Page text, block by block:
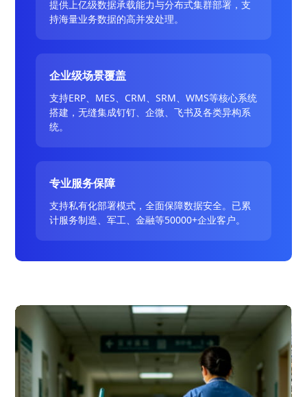
提供上亿级数据承载能力与分布式集群部署，支
持海量业务数据的高并发处理。
企业级场景覆盖
支持ERP、MES、CRM、SRM、WMS等核心系统
搭建，无缝集成钉钉、企微、飞书及各类异构系
统。
专业服务保障
支持私有化部署模式，全面保障数据安全。已累
计服务制造、军工、金融等50000+企业客户。